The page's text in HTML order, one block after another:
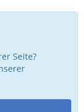
Seite?